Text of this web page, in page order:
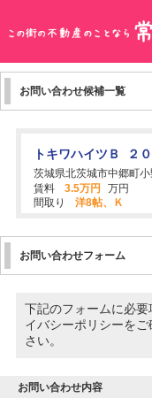
お問い合わせ候補一覧
トキワハイツＢ ２
茨城県北茨城市中郷町
賃料
3.5万円
万円
間取り
洋8帖、Ｋ
お問い合わせフォーム
下記のフォームに必
イバシーポリシーを
さい。
お問い合わせ内容